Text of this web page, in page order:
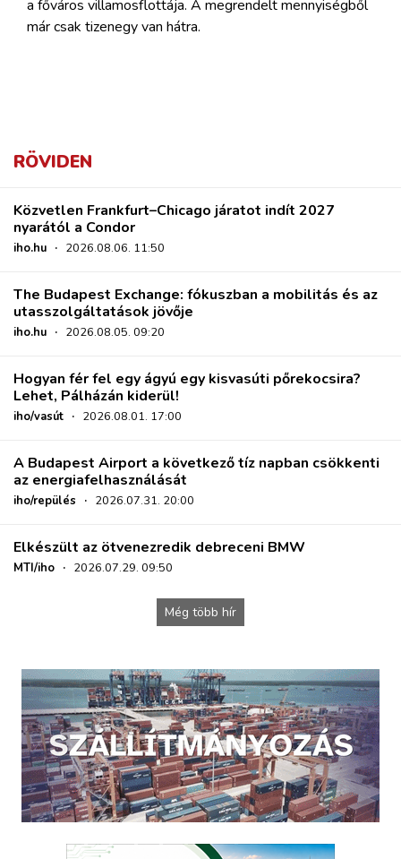
a főváros villamosflottája. A megrendelt mennyiségből
már csak tizenegy van hátra.
RÖVIDEN
Közvetlen Frankfurt–Chicago járatot indít 2027
nyarától a Condor
iho.hu · 2026.08.06. 11:50
The Budapest Exchange: fókuszban a mobilitás és az
utasszolgáltatások jövője
iho.hu · 2026.08.05. 09:20
Hogyan fér fel egy ágyú egy kisvasúti pőrekocsira?
Lehet, Pálházán kiderül!
iho/vasút · 2026.08.01. 17:00
A Budapest Airport a következő tíz napban csökkenti
az energiafelhasználását
iho/repülés · 2026.07.31. 20:00
Elkészült az ötvenezredik debreceni BMW
MTI/iho · 2026.07.29. 09:50
Még több hír